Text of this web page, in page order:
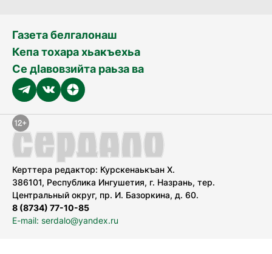
Газета белгалонаш
Кепа тохара хьакъехьа
Се дӀавовзийта раьза ва
Керттера редактор: Курскенаькъан Х.
386101, Республика Ингушетия, г. Назрань, тер.
Центральный округ, пр. И. Базоркина, д. 60.
8 (8734) 77-10-85
E-mail: serdalo@yandex.ru